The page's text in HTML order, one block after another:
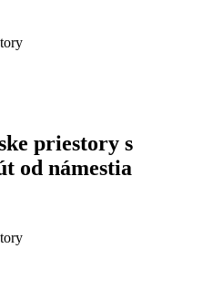
priestory s
od námestia